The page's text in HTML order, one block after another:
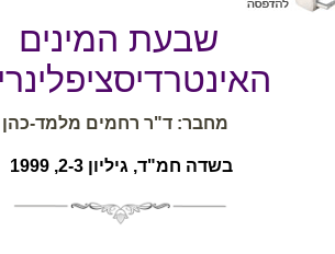
שבעת המינים
מחבר: ד"ר רחמים מלמד-כהן
בשדה חמ"ד, גיליון 2-3, 1999